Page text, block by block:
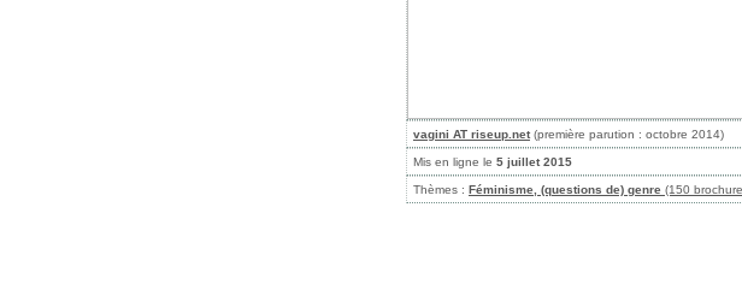
vagini AT riseup.net (première parution : octobre 2014)
Mis en ligne le 5 juillet 2015
Thèmes : Féminisme, (questions de) genre (150